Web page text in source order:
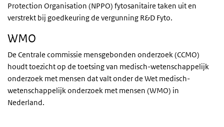
Protection Organisation (NPPO) fytosanitaire taken uit en
verstrekt bij goedkeuring de vergunning R&D Fyto.
WMO
De Centrale commissie mensgebonden onderzoek (CCMO)
houdt toezicht op de toetsing van medisch-wetenschappelijk
onderzoek met mensen dat valt onder de Wet medisch-
wetenschappelijk onderzoek met mensen (WMO) in
Nederland.